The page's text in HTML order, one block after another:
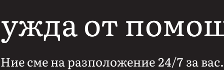
от
Ние сме на разположение 24/7 за вас.